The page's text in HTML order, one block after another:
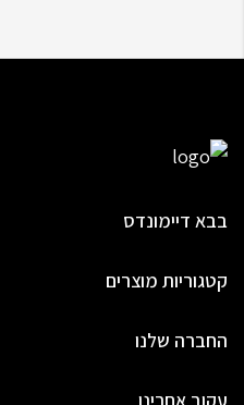
בבא דיימונדס
קטגוריות מוצרים
החברה שלנו